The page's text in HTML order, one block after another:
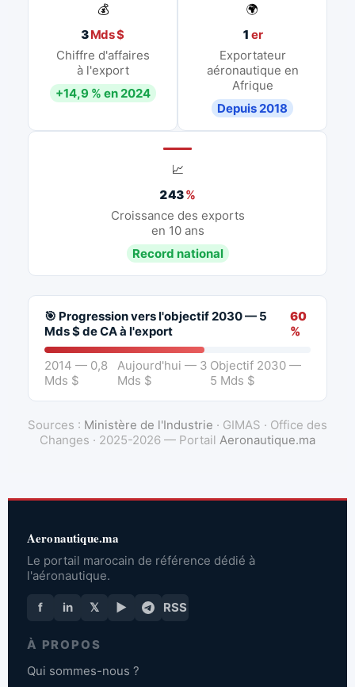
💰
3Mds $
Chiffre d'affaires
à l'export
+14,9 % en 2024
🌍
1 er
Exportateur
aéronautique en
Afrique
Depuis 2018
📈
243%
Croissance des exports
en 10 ans
Record national
🎯 Progression vers l'objectif 2030 — 5
Mds $ de CA à l'export
60
%
2014 — 0,8
Mds $
Aujourd'hui — 3
Mds $
Objectif 2030 —
5 Mds $
Sources : Ministère de l'Industrie · GIMAS · Office des
Changes · 2025-2026 — Portail Aeronautique.ma
Aeronautique.ma
Le portail marocain de référence dédié à
l'aéronautique.
f in 𝕏 ▶ RSS
À PROPOS
Qui sommes-nous ?